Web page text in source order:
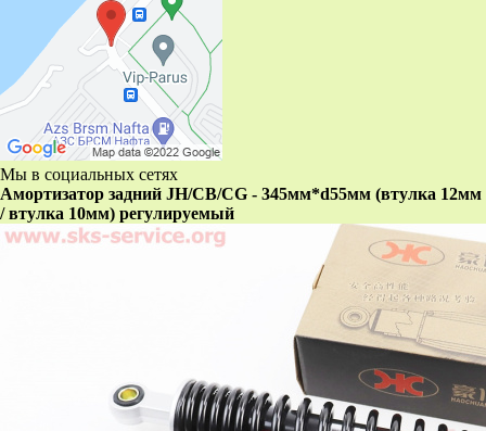
Мы в социальных сетях
Амортизатор задний JH/CB/CG - 345мм*d55мм (втулка 12мм
/ втулка 10мм) регулируемый